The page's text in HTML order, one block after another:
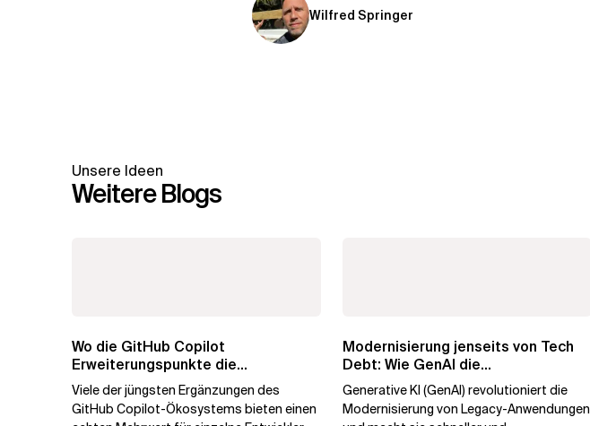
Wilfred Springer
Unsere Ideen
Weitere Blogs
Wo die GitHub Copilot
Erweiterungspunkte die
Governance brechen
Viele der jüngsten Ergänzungen des
GitHub Copilot-Ökosystems bieten einen
Modernisierung jenseits von Tech
Debt: Wie GenAI die
Unternehmenstransformation...
Generative KI (GenAI) revolutioniert die
Modernisierung von Legacy-Anwendungen